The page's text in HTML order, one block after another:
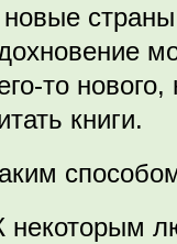
то
книги.
некоторым